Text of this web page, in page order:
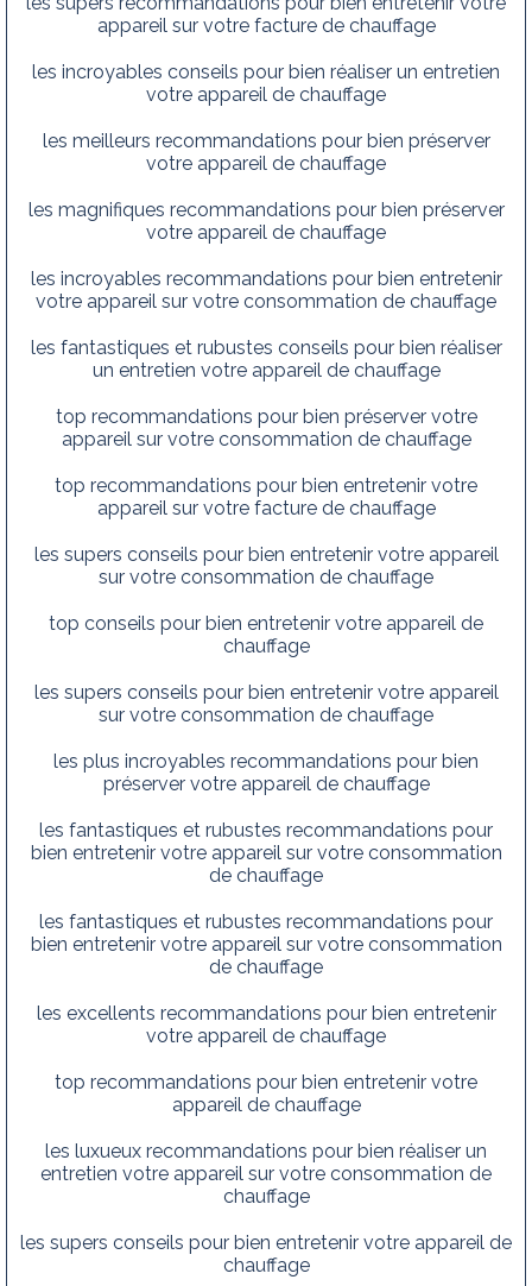
appareil sur votre facture de chauffage
les incroyables conseils pour bien réaliser un entretien
votre appareil de chauffage
les meilleurs recommandations pour bien préserver
votre appareil de chauffage
les magnifiques recommandations pour bien préserver
votre appareil de chauffage
les incroyables recommandations pour bien entretenir
votre appareil sur votre consommation de chauffage
les fantastiques et rubustes conseils pour bien réaliser
un entretien votre appareil de chauffage
top recommandations pour bien préserver votre
appareil sur votre consommation de chauffage
top recommandations pour bien entretenir votre
appareil sur votre facture de chauffage
les supers conseils pour bien entretenir votre appareil
sur votre consommation de chauffage
top conseils pour bien entretenir votre appareil de
chauffage
les supers conseils pour bien entretenir votre appareil
sur votre consommation de chauffage
les plus incroyables recommandations pour bien
préserver votre appareil de chauffage
les fantastiques et rubustes recommandations pour
bien entretenir votre appareil sur votre consommation
de chauffage
les fantastiques et rubustes recommandations pour
bien entretenir votre appareil sur votre consommation
de chauffage
les excellents recommandations pour bien entretenir
votre appareil de chauffage
top recommandations pour bien entretenir votre
appareil de chauffage
les luxueux recommandations pour bien réaliser un
entretien votre appareil sur votre consommation de
chauffage
les supers conseils pour bien entretenir votre appareil de
chauffage